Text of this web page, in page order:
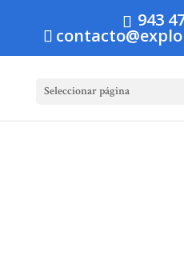
943
Seleccionar página